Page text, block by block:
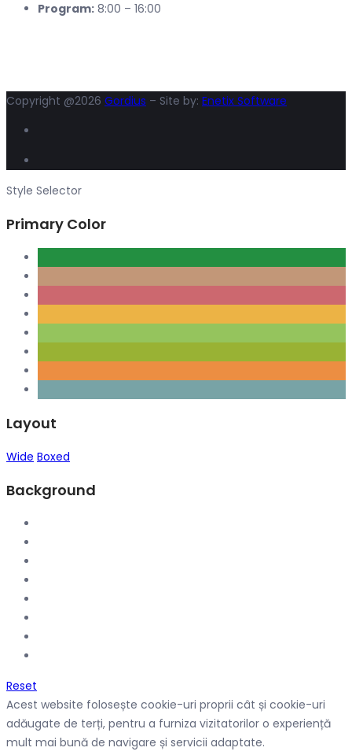
Program: 8:00 – 16:00
Copyright @2026 Gordius – Site by: Enetix Software
Style Selector
Primary Color
Layout
Wide Boxed
Background
Reset
Acest website folosește cookie-uri proprii cât și cookie-uri
adăugate de terți, pentru a furniza vizitatorilor o experiență
mult mai bună de navigare și servicii adaptate.